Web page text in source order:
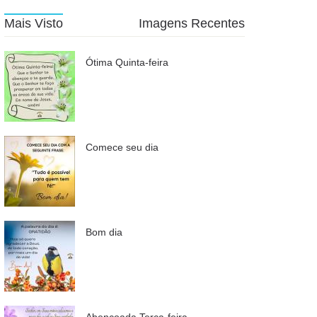
Mais Visto Imagens Recentes
Ótima Quinta-feira
Comece seu dia
Bom dia